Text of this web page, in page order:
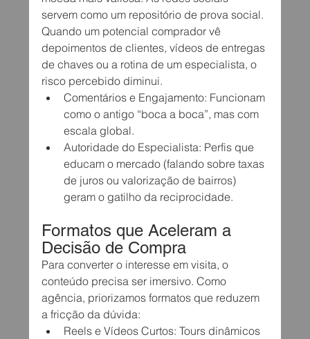
servem como um repositório de prova social.
Quando um potencial comprador vê
depoimentos de clientes, vídeos de entregas
de chaves ou a rotina de um especialista, o
risco percebido diminui.
Comentários e Engajamento: Funcionam
como o antigo “boca a boca”, mas com
escala global.
Autoridade do Especialista: Perfis que
educam o mercado (falando sobre taxas
de juros ou valorização de bairros)
geram o gatilho da reciprocidade.
Formatos que Aceleram a
Decisão de Compra
Para converter o interesse em visita, o
conteúdo precisa ser imersivo. Como
agência, priorizamos formatos que reduzem
a fricção da dúvida:
Reels e Vídeos Curtos: Tours dinâmicos